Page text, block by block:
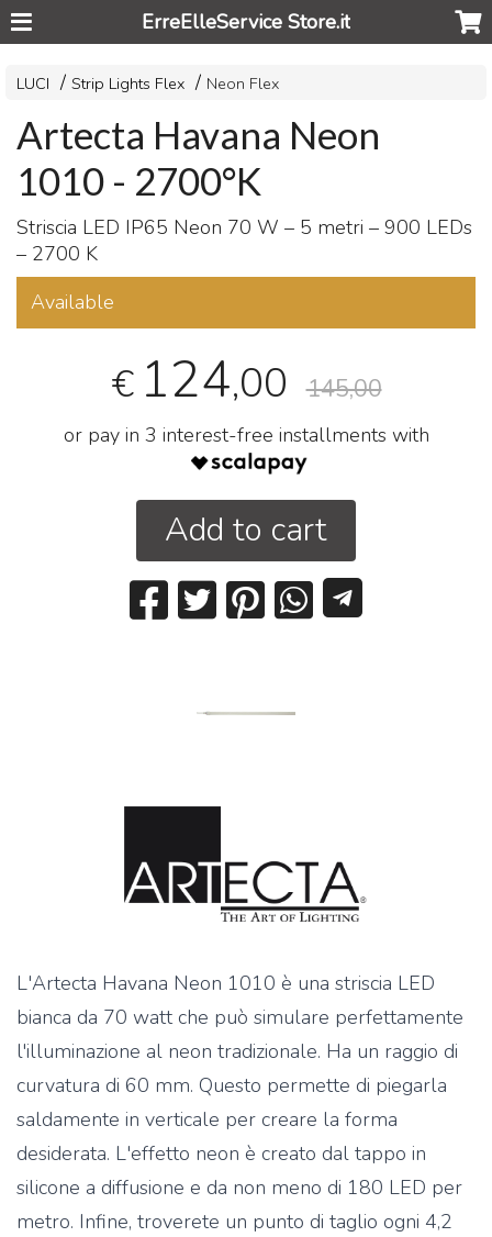
ErreElleService Store.it
LUCI Strip Lights Flex Neon Flex
Artecta Havana Neon
1010 - 2700°K
Striscia LED IP65 Neon 70 W – 5 metri – 900 LEDs
– 2700 K
Available
€ 124,00 145,00
or pay in 3 interest-free installments with
Add to cart
L'Artecta Havana Neon 1010 è una striscia LED
bianca da 70 watt che può simulare perfettamente
l'illuminazione al neon tradizionale. Ha un raggio di
curvatura di 60 mm. Questo permette di piegarla
saldamente in verticale per creare la forma
desiderata. L'effetto neon è creato dal tappo in
silicone a diffusione e da non meno di 180 LED per
metro. Infine, troverete un punto di taglio ogni 4,2